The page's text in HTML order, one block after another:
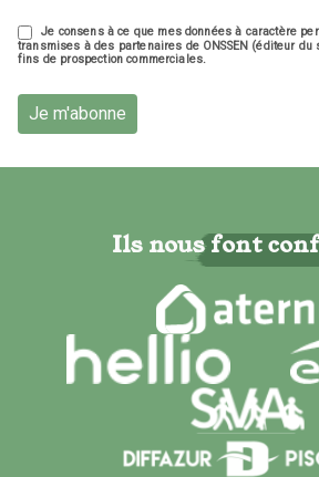
Je consens à ce que mes données à caractère
transmises à des partenaires de ONSSEN (éditeur du
fins de prospection commerciales.
Je m'abonne
Ils nous font